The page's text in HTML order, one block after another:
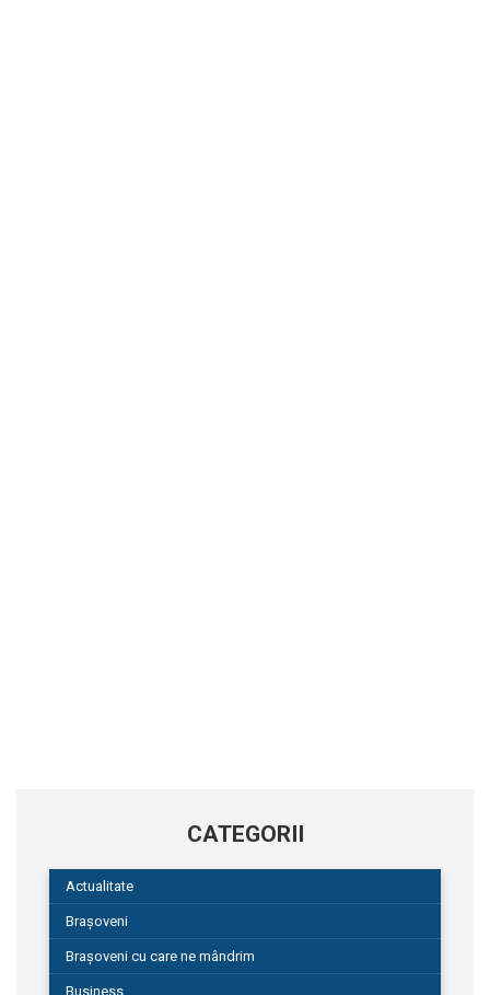
CATEGORII
Actualitate
Brașoveni
Brașoveni cu care ne mândrim
Business